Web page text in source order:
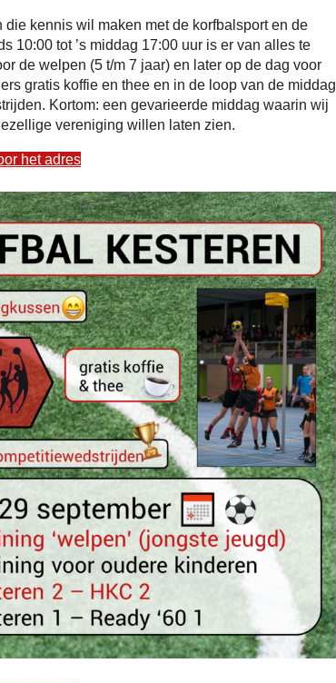
kennis wil maken met de korfbalsport en de
10:00 tot ’s middag 17:00 uur is er van alles te
de welpen (5 t/m 7 jaar) en later op de dag voor
gratis koffie en thee en in de loop van de middag
Kortom: een gevarieerde middag waarin wij
vereniging willen laten zien.
het adres